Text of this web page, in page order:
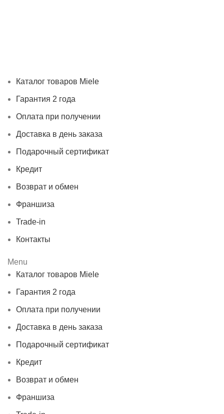
Каталог товаров Miele
Гарантия 2 года
Оплата при получении
Доставка в день заказа
Подарочный сертификат
Кредит
Возврат и обмен
Франшиза
Trade-in
Контакты
Menu
Каталог товаров Miele
Гарантия 2 года
Оплата при получении
Доставка в день заказа
Подарочный сертификат
Кредит
Возврат и обмен
Франшиза